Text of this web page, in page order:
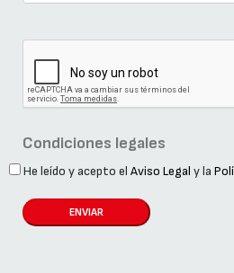
Condiciones legales
He leído y acepto el Aviso Legal y la
ENVIAR